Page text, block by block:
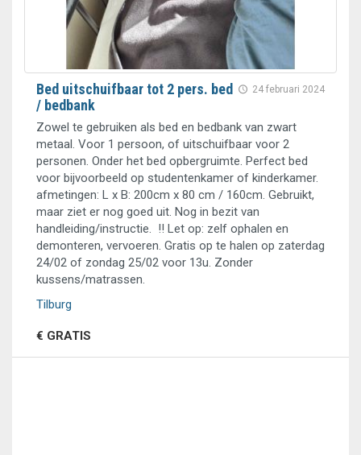
24 februari 2024
Bed uitschuifbaar tot 2 pers. bed
/ bedbank
Zowel te gebruiken als bed en bedbank van zwart
metaal. Voor 1 persoon, of uitschuifbaar voor 2
personen. Onder het bed opbergruimte. Perfect bed
voor bijvoorbeeld op studentenkamer of kinderkamer.
afmetingen: L x B: 200cm x 80 cm / 160cm. Gebruikt,
maar ziet er nog goed uit. Nog in bezit van
handleiding/instructie. !! Let op: zelf ophalen en
demonteren, vervoeren. Gratis op te halen op zaterdag
24/02 of zondag 25/02 voor 13u. Zonder
kussens/matrassen.
Tilburg
€ GRATIS